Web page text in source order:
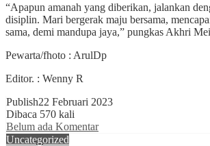
“Apapun amanah yang diberikan, jalankan
disiplin. Mari bergerak maju bersama,
sama, demi mandupa jaya,” pungkas Akhri
Pewarta/fhoto : ArulDp
Editor. : Wenny R
Publish22 Februari 2023
Dibaca 570 kali
Belum ada Komentar
Uncategorized